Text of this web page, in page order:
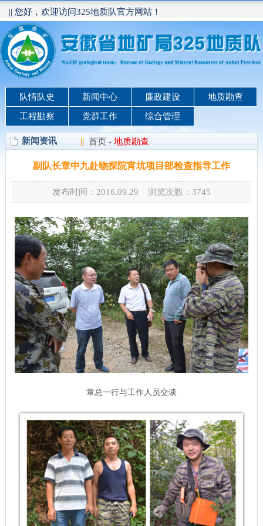
|| 您好，欢迎访问325地质队官方网站！
队情队史 新闻中心 廉政建设 地质勘查
工程勘察 党群工作 综合管理
新闻资讯 || 首页 - 地质勘查
副队长章中九赴物探院宵坑项目部检查指导工作
发布时间：2016.09.29 浏览次数： 3745
章总一行与工作人员交谈